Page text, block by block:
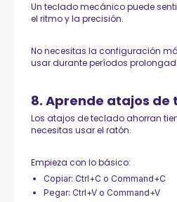
Un teclado mecánico puede
el ritmo y la precisión.
No necesitas la configuración
usar durante períodos
8. Aprende atajos de
Los atajos de teclado ahorran
necesitas usar el ratón.
Empieza con lo básico:
Copiar: Ctrl+C o Command+C
Pegar: Ctrl+V o Command+V